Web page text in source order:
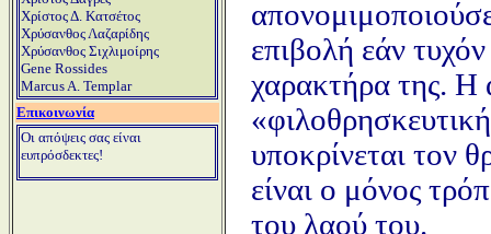
Χρίστος Δ. Κατσέτος
Χρύσανθος Λαζαρίδης
Χρύσανθος Σιχλιμοίρης
Gene Rossides
Marcus A. Templar
Επικοινωνία
Οι απόψεις σας είναι
ευπρόσδεκτες!
επιβολή εάν
χαρακτήρα της. Η
υποκρίνεται τον
είναι ο μόνος
του λαού του.